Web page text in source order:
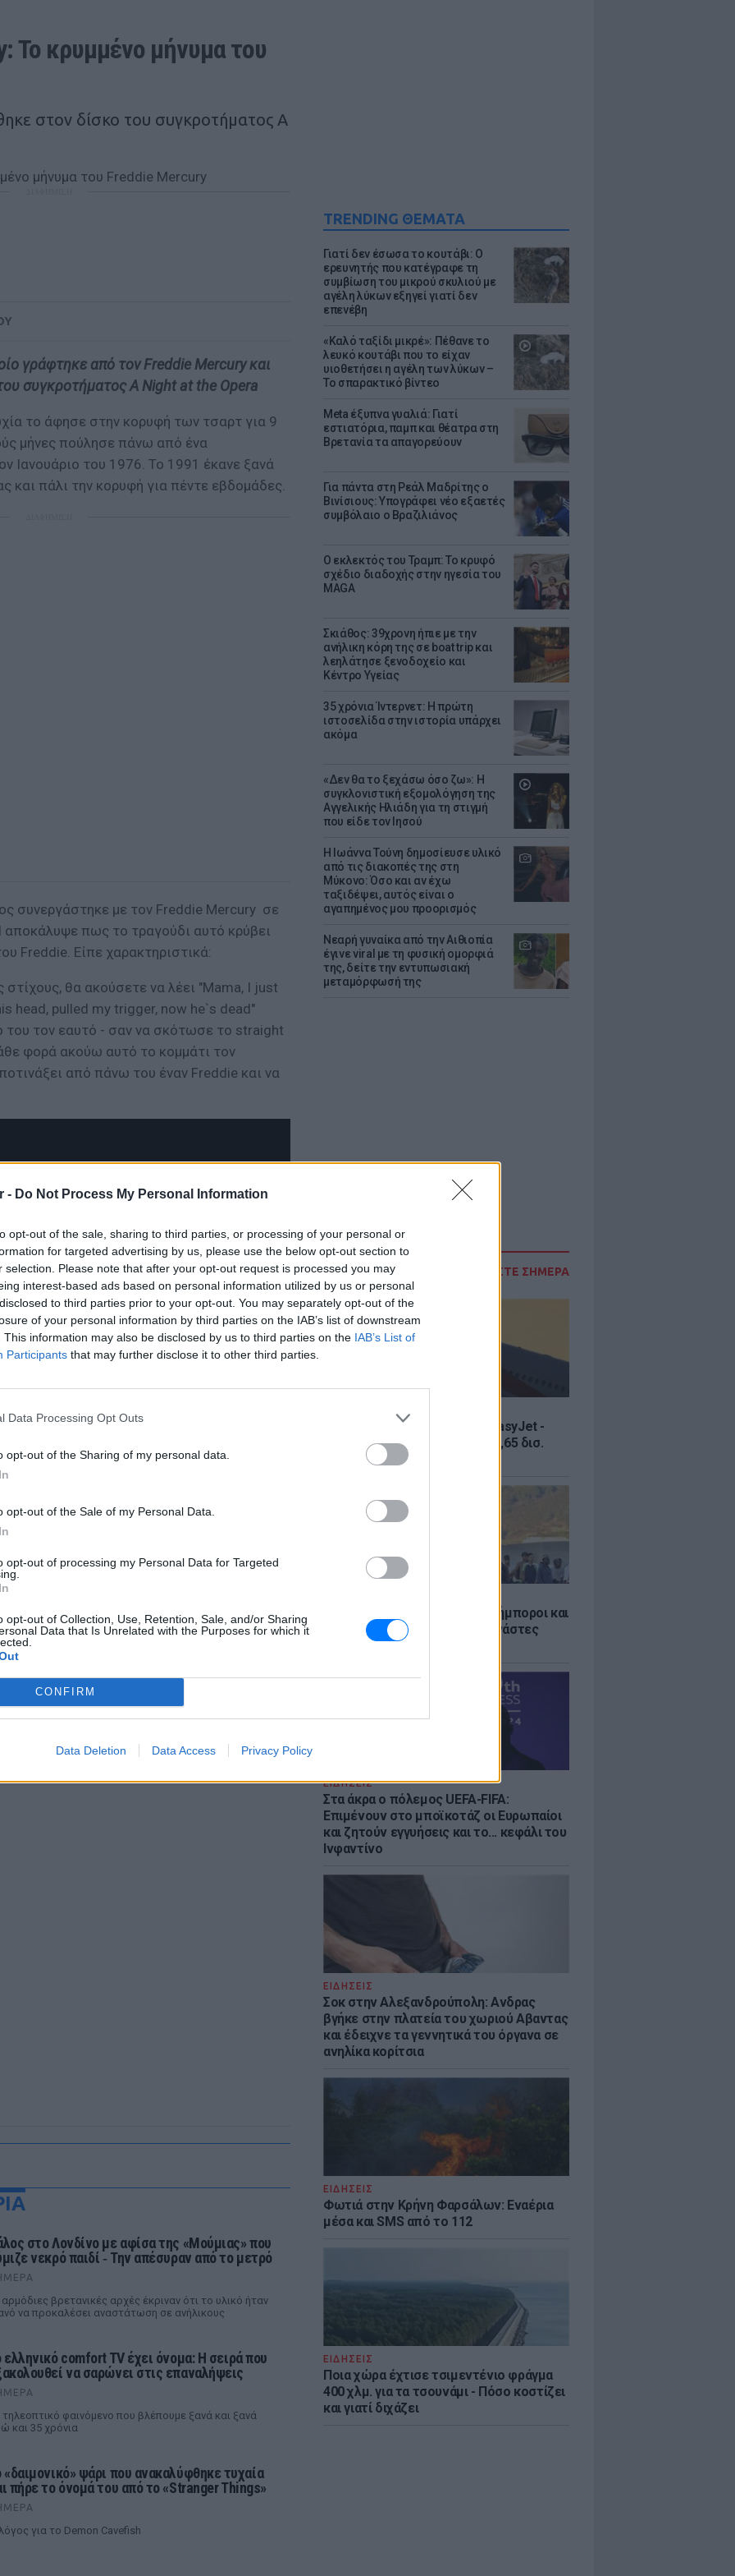
- Do Not Process My Personal Information
opt-out of the sale, sharing to third parties, or processing of your personal or
for targeted advertising by us, please use the below opt-out section to
selection. Please note that after your opt-out request is processed you may
interest-based ads based on personal information utilized by us or personal
to third parties prior to your opt-out. You may separately opt-out of the
of your personal information by third parties on the IAB’s list of downstream
This information may also be disclosed by us to third parties on the IAB’s List of
Participants that may further disclose it to other third parties.
Data Processing Opt Outs
opt-out of the Sharing of my personal data.
opt-out of the Sale of my Personal Data.
opt-out of processing my Personal Data for Targeted
opt-out of Collection, Use, Retention, Sale, and/or Sharing
Data that Is Unrelated with the Purposes for which it
CONFIRM
Data Deletion Data Access Privacy Policy
TRENDING ΘΕΜΑΤΑ
Γιατί δεν έσωσα το κουτάβι: Ο
ερευνητής που κατέγραφε τη
συμβίωση του μικρού σκυλιού με
αγέλη λύκων εξηγεί γιατί δεν
επενέβη
«Καλό ταξίδι μικρέ»: Πέθανε το
λευκό κουτάβι που το είχαν
υιοθετήσει η αγέλη των λύκων –
Το σπαρακτικό βίντεο
Meta έξυπνα γυαλιά: Γιατί
εστιατόρια, παμπ και θέατρα στη
Βρετανία τα απαγορεύουν
Για πάντα στη Ρεάλ Μαδρίτης ο
Βινίσιους: Υπογράφει νέο εξαετές
συμβόλαιο ο Βραζιλιάνος
Ο εκλεκτός του Τραμπ: Το κρυφό
σχέδιο διαδοχής στην ηγεσία του
MAGA
Σκιάθος: 39χρονη ήπιε με την
ανήλικη κόρη της σε boat trip και
λεηλάτησε ξενοδοχείο και
Κέντρο Υγείας
35 χρόνια Ίντερνετ: Η πρώτη
ιστοσελίδα στην ιστορία υπάρχει
ακόμα
«Δεν θα το ξεχάσω όσο ζω»: Η
συγκλονιστική εξομολόγηση της
Αγγελικής Ηλιάδη για τη στιγμή
που είδε τον Ιησού
Η Ιωάννα Τούνη δημοσίευσε υλικό
από τις διακοπές της στη
Μύκονο: Όσο και αν έχω
ταξιδέψει, αυτός είναι ο
αγαπημένος μου προορισμός
Νεαρή γυναίκα από την Αιθιοπία
έγινε viral με τη φυσική ομορφιά
της, δείτε την εντυπωσιακή
μεταμόρφωσή της
ΔΙΑΒΑΣΤΕ ΣΗΜΕΡΑ
Συμφωνία εξαγοράς για την EasyJet -
Στην αμερικανική Appolo για 6,65 δισ.
Θέουτα: «Οι κάτοικοι είναι ανήμποροι και
γεμάτοι αγωνία» - 5.000 μετανάστες
παραμένουν στην περιοχή
ΕΙΔΗΣΕΙΣ
Στα άκρα ο πόλεμος UEFA-FIFA:
Επιμένουν στο μποϊκοτάζ οι Ευρωπαίοι
και ζητούν εγγυήσεις και το... κεφάλι του
Ινφαντίνο
ΕΙΔΗΣΕΙΣ
Σοκ στην Αλεξανδρούπολη: Ανδρας
βγήκε στην πλατεία του χωριού Αβαντας
και έδειχνε τα γεννητικά του όργανα σε
ανηλίκα κορίτσια
ΕΙΔΗΣΕΙΣ
Φωτιά στην Κρήνη Φαρσάλων: Εναέρια
μέσα και SMS από το 112
ΕΙΔΗΣΕΙΣ
Ποια χώρα έχτισε τσιμεντένιο φράγμα
400 χλμ. για τα τσουνάμι - Πόσο κοστίζει
και γιατί διχάζει
Το κρυμμένο μήνυμα του
στον δίσκο του συγκροτήματος A
γράφτηκε από τον Freddie Mercury και
συγκροτήματος A Night at the Opera
το άφησε στην κορυφή των τσαρτ για 9
μήνες πούλησε πάνω από ένα
Ιανουάριο του 1976. Το 1991 έκανε ξανά
και πάλι την κορυφή για πέντε εβδομάδες.
συνεργάστηκε με τον Freddie Mercury σε
αποκάλυψε πως το τραγούδι αυτό κρύβει
Freddie. Είπε χαρακτηριστικά:
θα ακούσετε να λέει "Mama, I just
head, pulled my trigger, now he`s dead"
του τον εαυτό - σαν να σκότωσε το straight
φορά ακούω αυτό το κομμάτι τον
από πάνω του έναν Freddie και να
στοGoogle Newsκαι μάθετε πρώτοιτα
για
!
και στο Instagram
στο Λονδίνο με αφίσα της «Μούμιας» που
νεκρό παιδί ‑ Την απέσυραν από το μετρό
αρμόδιες βρετανικές αρχές έκριναν ότι το υλικό ήταν
να προκαλέσει αναστάτωση σε ανήλικους
ελληνικό comfort TV έχει όνομα: Η σειρά που
να σαρώνει στις επαναλήψεις
τηλεοπτικό φαινόμενο που βλέπουμε ξανά και ξανά
και 35 χρόνια
«δαιμονικό» ψάρι που ανακαλύφθηκε τυχαία
πήρε το όνομά του από το «Stranger Things»
για το Demon Cavefish